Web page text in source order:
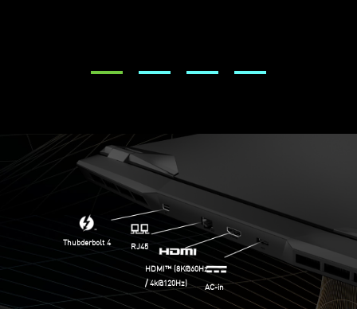
Thubderbolt 4 RJ45
HDMI™ (8K@60Hz
/ 4k@120Hz)
AC-in